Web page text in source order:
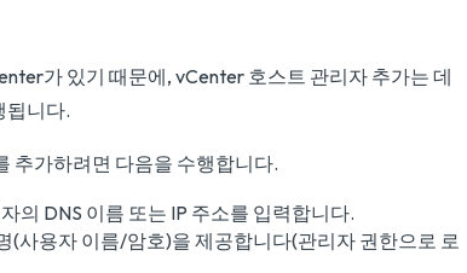
가 있기 때문에, vCenter 호스트 관리자 추가는 데
됩니다.
추가하려면 다음을 수행합니다.
의 DNS 이름 또는 IP 주소를 입력합니다.
(사용자 이름/암호)을 제공합니다(관리자 권한으로 로